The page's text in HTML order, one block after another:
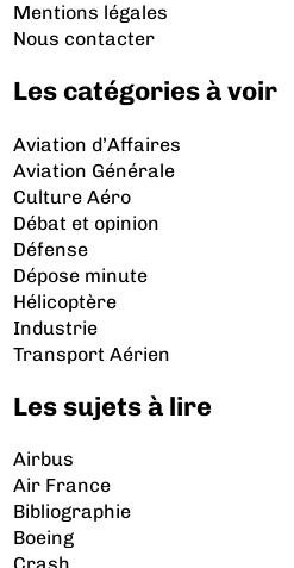
Mentions légales
Nous contacter
Les catégories à voir
Aviation d’Affaires
Aviation Générale
Culture Aéro
Débat et opinion
Défense
Dépose minute
Hélicoptère
Industrie
Transport Aérien
Les sujets à lire
Airbus
Air France
Bibliographie
Boeing